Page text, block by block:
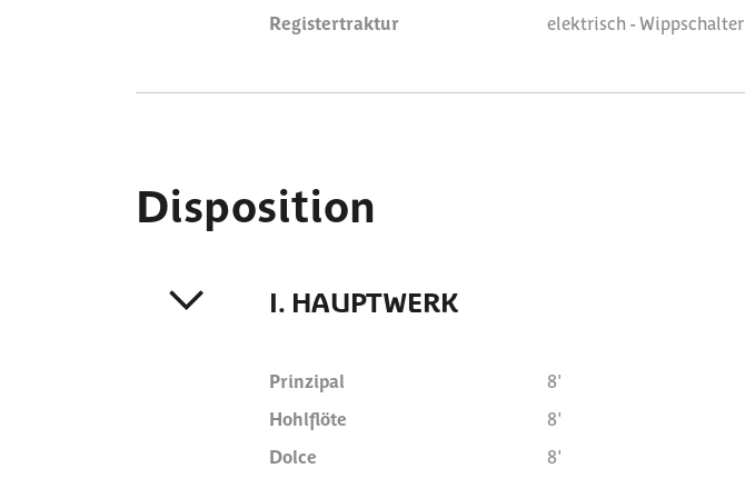
Registertraktur
elektrisch - Wippschalter
Disposition
I. HAUPTWERK
Prinzipal
8'
Hohlflöte
8'
Dolce
8'